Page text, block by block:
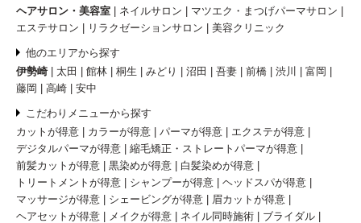
ヘアサロン・美容室
ネイルサロン
マツエク・まつげパーマサロン
エステサロン
リラクゼーションサロン 美容クリニック
他のエリアから探す
伊勢崎
太田 館林 桐生 みどり 沼田 吾妻 前橋 渋川
富岡
藤岡
高崎 安中
こだわりメニューから探す
カットが得意
カラーが得意 パーマが得意
エクステが得意
デジタルパーマが得意
縮毛矯正・ストレートパーマが得意
前髪カットが得意
黒染めが得意
白髪染めが得意
トリートメントが得意
シャンプーが得意
ヘッドスパが得意
マッサージが得意
シェービングが得意
眉カットが得意
ヘアセットが得意
メイクが得意 ネイル同時施術
ブライダル